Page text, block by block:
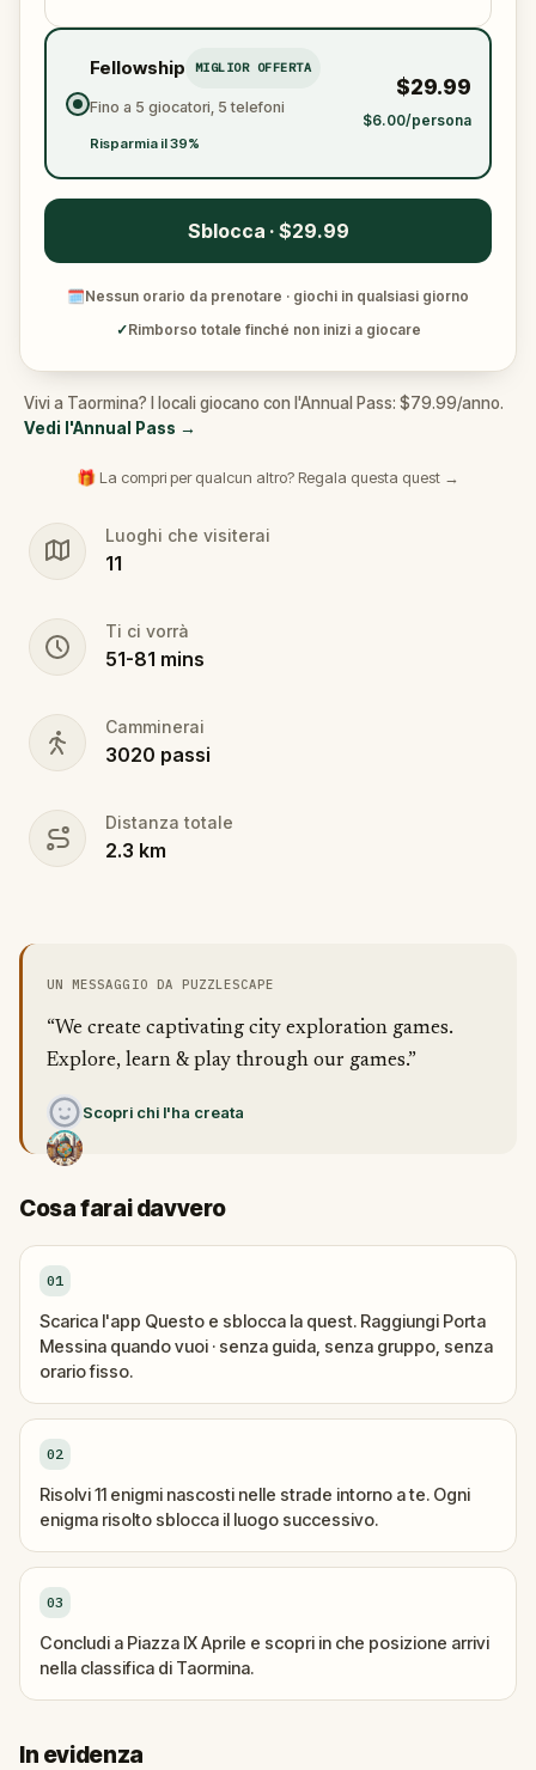
Fellowship MIGLIOR OFFERTA
Fino a 5 giocatori, 5 telefoni
Risparmia il 39%
$29.99
$6.00/persona
Sblocca · $29.99
🗓Nessun orario da prenotare · giochi in qualsiasi giorno
✓Rimborso totale finché non inizi a giocare
Vivi a Taormina? I locali giocano con l'Annual Pass: $79.99/anno.
Vedi l'Annual Pass →
🎁 La compri per qualcun altro? Regala questa quest →
Luoghi che visiterai
11
Ti ci vorrà
51-81 mins
Camminerai
3020 passi
Distanza totale
2.3 km
UN MESSAGGIO DA PUZZLESCAPE
“We create captivating city exploration games.
Explore, learn & play through our games.”
Scopri chi l'ha creata
Cosa farai davvero
01
Scarica l'app Questo e sblocca la quest. Raggiungi Porta
Messina quando vuoi · senza guida, senza gruppo, senza
orario fisso.
02
Risolvi 11 enigmi nascosti nelle strade intorno a te. Ogni
enigma risolto sblocca il luogo successivo.
03
Concludi a Piazza IX Aprile e scopri in che posizione arrivi
nella classifica di Taormina.
In evidenza